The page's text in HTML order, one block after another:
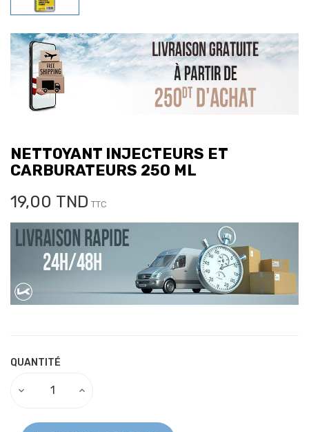
NETTOYANT INJECTEURS ET
CARBURATEURS 250 ML
19,00 TND TTC
QUANTITÉ